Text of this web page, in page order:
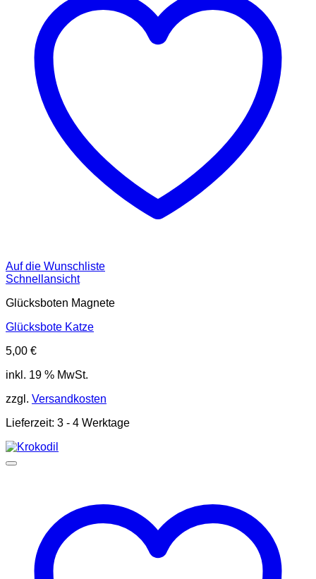
Auf die Wunschliste
Schnellansicht
Glücksboten Magnete
Glücksbote Katze
5,00 €
inkl. 19 % MwSt.
zzgl. Versandkosten
Lieferzeit: 3 - 4 Werktage